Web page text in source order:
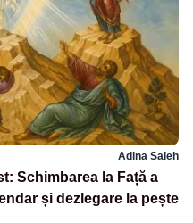
Adina Saleh
Schimbarea la Față a
și dezlegare la pește